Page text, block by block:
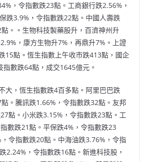
，令指數跌23點。工商銀行跌2.56%，
跌3.9%，令指數跌22點。中國人壽跌
。。生物科技製藥股升，百濟神州升
，康方生物升7%，再鼎升7%。上證
15點。恆生指數上午收市跌413點，國企
數跌64點，成交1645億元。
大，恆生指數跌4百多點。阿里巴巴跌
。騰訊跌1.66%，令指數跌32點。友邦
點。小米跌3.15%，令指數跌23點。工
數跌21點。平保跌4%，令指數跌23
令指數跌20點。中海油跌3.76%，令指
2.24%，令指數跌16點。新進科技股，